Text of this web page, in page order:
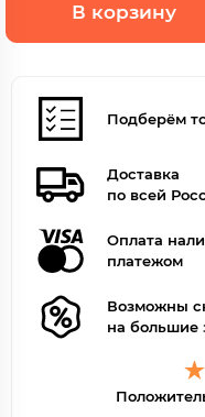
В корзину
Подберём
Доставка
по всей
Оплата
платежом
Возможны
на большие